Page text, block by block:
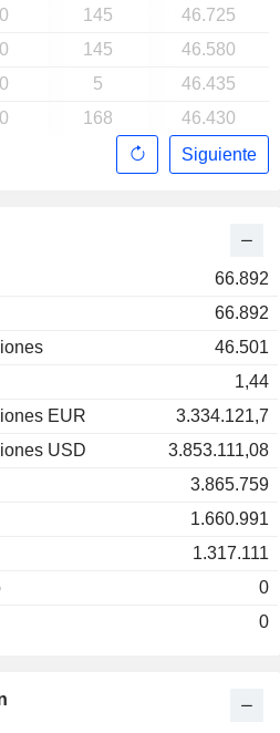
66.892
66.892
46.501
1,44
EUR
3.334.121,7
USD
3.853.111,08
3.865.759
1.660.991
1.317.111
0
0
145
46.725
145
46.580
5
46.435
168
46.430
Siguiente